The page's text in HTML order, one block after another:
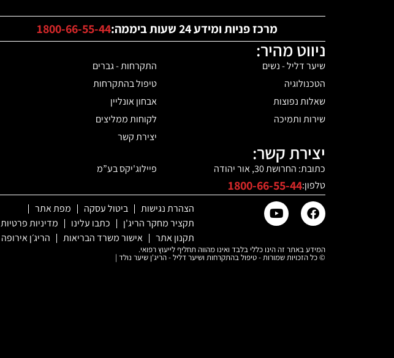
מרכז פניות ומידע 24 שעות ביממה: 1800-66-55-44
ניווט מהיר:
שיער דליל - נשים
הטכנולוגיה
שאלות נפוצות
שירות ותמיכה
התקרחות - גברים
טיפול בהתקרחות
אבחון אונליין
לקוחות ממליצים
יצירת קשר
יצירת קשר:
כתובת: החרושת 30, אור יהודה
פיילוג'יקס בע”מ
טלפון:1800-66-55-44
הצהרת נגישות ביטול עסקה
מפת אתר
תקציר מחקר הריג'ן
כתבו עלינו
מדיניות פרטיות
תקנון אתר
אישור משרד הבריאות הריג׳ן אירופה
המידע באתר זה הינו כללי בלבד ואינו מהווה תחליף לייעוץ רפואי.
© כל הזכויות שמורות - טיפול בהתקרחות ושיער דליל - הריג'ן שיער נולד |